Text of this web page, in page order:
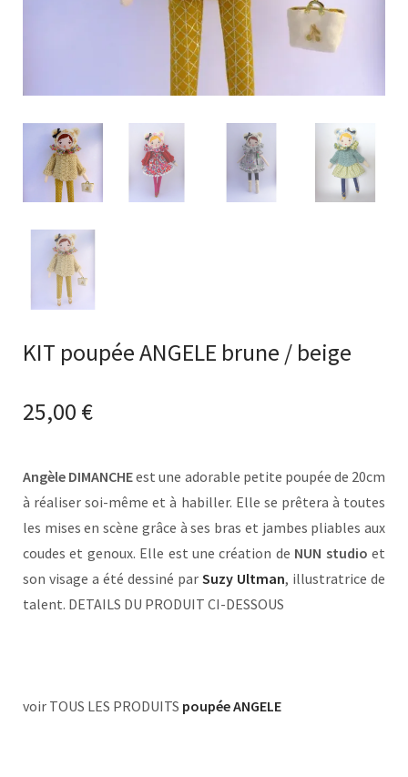
KIT poupée ANGELE brune / beige
25,00 €
Angèle DIMANCHEest une adorable petite poupée de 20cm
à réaliser soi-même et à habiller. Elle se prêtera à toutes
les mises en scène grâce à ses bras et jambes pliables aux
coudes et genoux. Elle est une création de NUN studio et
son visage a été dessiné par Suzy Ultman, illustratrice de
talent. DETAILS DU PRODUIT CI-DESSOUS
voir TOUS LES PRODUITS poupée ANGELE